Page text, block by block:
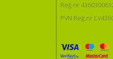
Reģ.nr
PVN Reģ.nr